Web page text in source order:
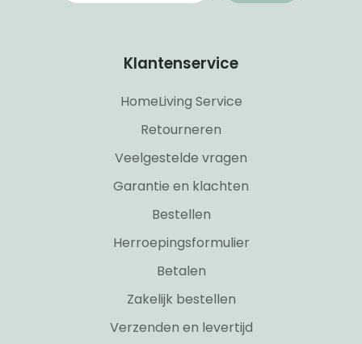
Klantenservice
HomeLiving Service
Retourneren
Veelgestelde vragen
Garantie en klachten
Bestellen
Herroepingsformulier
Betalen
Zakelijk bestellen
Verzenden en levertijd